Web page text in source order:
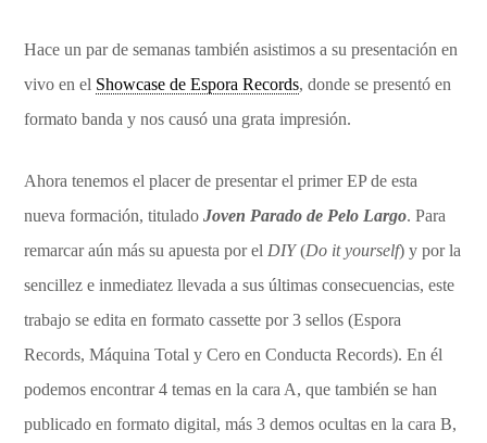
Hace un par de semanas también asistimos a su presentación en
vivo en el Showcase de Espora Records, donde se presentó en
formato banda y nos causó una grata impresión.
Ahora tenemos el placer de presentar el primer EP de esta
nueva formación, tituladoJoven Parado de Pelo Largo. Para
remarcar aún más su apuesta por el DIY(Do it yourself) y por la
sencillez e inmediatez llevada a sus últimas consecuencias, este
trabajo se edita en formato cassette por 3 sellos (Espora
Records, Máquina Total y Cero en Conducta Records). En él
podemos encontrar 4 temas en la cara A, que también se han
publicado en formato digital, más 3 demos ocultas en la cara B,